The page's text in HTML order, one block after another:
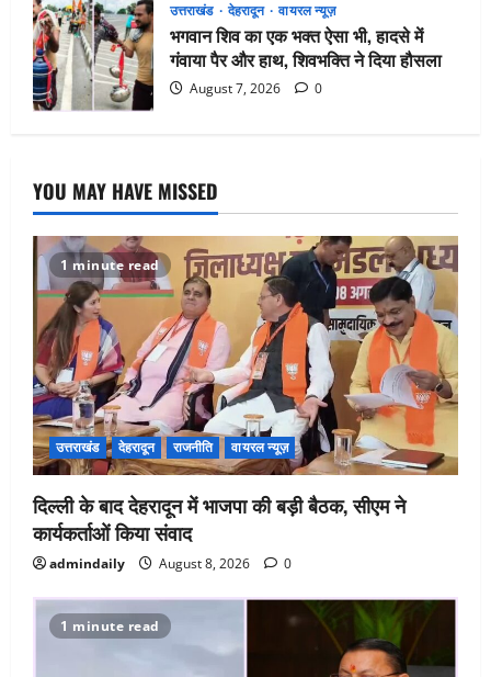
उत्तराखंड देहरादून वायरल न्यूज़
भगवान शिव का एक भक्त ऐसा भी, हादसे में
गंवाया पैर और हाथ, शिवभक्ति ने दिया हौसला
August 7, 2026 0
YOU MAY HAVE MISSED
1 minute read
उत्तराखंड देहरादून राजनीति वायरल न्यूज़
दिल्ली के बाद देहरादून में भाजपा की बड़ी बैठक, सीएम ने
कार्यकर्ताओं किया संवाद
admindaily August 8, 2026 0
1 minute read